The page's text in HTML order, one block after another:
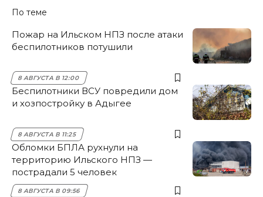
По теме
Пожар на Ильском НПЗ после атаки
беспилотников потушили
8 АВГУСТА В 12:00
Беспилотники ВСУ повредили дом
и хозпостройку в Адыгее
8 АВГУСТА В 11:25
Обломки БПЛА рухнули на
территорию Ильского НПЗ —
пострадали 5 человек
8 АВГУСТА В 09:56